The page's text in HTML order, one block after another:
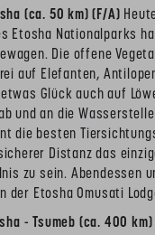
(ca. 50 km) (F/A)
Etosha Nationalparks
Die offene
auf Elefanten,
Glück auch auf
und an die
die besten
Distanz das
zu sein. Abendessen
der Etosha Omusati
- Tsumeb (ca. 400 km)